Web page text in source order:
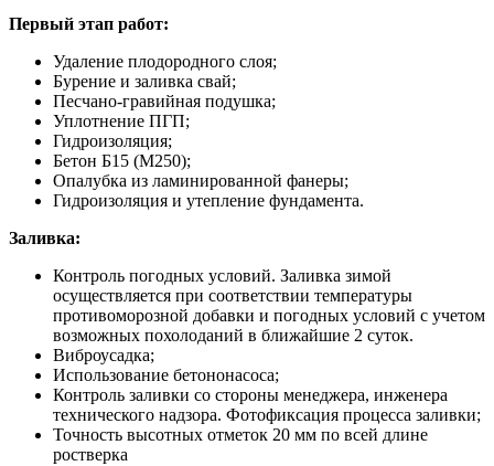
Первый этап работ:
Удаление плодородного слоя;
Бурение и заливка свай;
Песчано-гравийная подушка;
Уплотнение ПГП;
Гидроизоляция;
Бетон Б15 (М250);
Опалубка из ламинированной фанеры;
Гидроизоляция и утепление фундамента.
Заливка:
Контроль погодных условий. Заливка зимой
осуществляется при соответствии температуры
противоморозной добавки и погодных условий с учетом
возможных похолоданий в ближайшие 2 суток.
Виброусадка;
Использование бетононасоса;
Контроль заливки со стороны менеджера, инженера
технического надзора. Фотофиксация процесса заливки;
Точность высотных отметок 20 мм по всей длине
ростверка